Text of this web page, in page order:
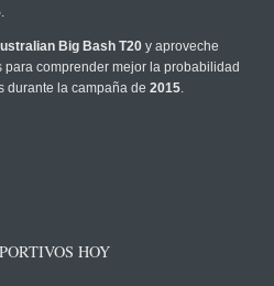
.
Big Bash T20y aproveche
comprender mejor la probabilidad
durante la campaña de 2015.
HOY